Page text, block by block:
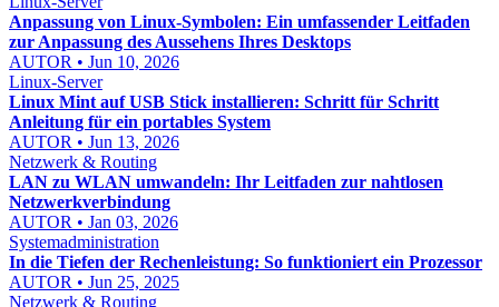
Anpassung von Linux-Symbolen: Ein umfassender Leitfaden
zur Anpassung des Aussehens Ihres Desktops
AUTOR • Jun 10, 2026
Linux-Server
Linux Mint auf USB Stick installieren: Schritt für Schritt
Anleitung für ein portables System
AUTOR • Jun 13, 2026
Netzwerk & Routing
LAN zu WLAN umwandeln: Ihr Leitfaden zur nahtlosen
Netzwerkverbindung
AUTOR • Jan 03, 2026
Systemadministration
In die Tiefen der Rechenleistung: So funktioniert ein Prozessor
AUTOR • Jun 25, 2025
Netzwerk & Routing